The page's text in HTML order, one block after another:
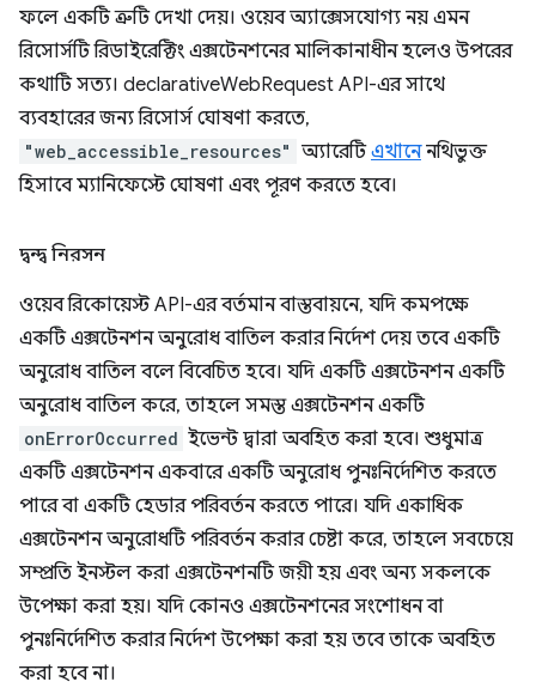
ফলে একটি ত্রুটি দেখা দেয়। ওয়েব অ্যাক্সেসযোগ্য নয় এমন
রিসোর্সটি রিডাইরেক্টিং এক্সটেনশনের মালিকানাধীন হলেও উপরের
কথাটি সত্য। declarativeWebRequest API-এর সাথে
ব্যবহারের জন্য রিসোর্স ঘোষণা করতে,
"web_accessible_resources" অ্যারেটিএখানেনথিভুক্ত
হিসাবে ম্যানিফেস্টে ঘোষণা এবং পূরণ করতে হবে।
দ্বন্দ্ব নিরসন
ওয়েব রিকোয়েস্ট API-এর বর্তমান বাস্তবায়নে, যদি কমপক্ষে
একটি এক্সটেনশন অনুরোধ বাতিল করার নির্দেশ দেয় তবে একটি
অনুরোধ বাতিল বলে বিবেচিত হবে। যদি একটি এক্সটেনশন একটি
অনুরোধ বাতিল করে, তাহলে সমস্ত এক্সটেনশন একটি
onErrorOccurred ইভেন্ট দ্বারা অবহিত করা হবে। শুধুমাত্র
একটি এক্সটেনশন একবারে একটি অনুরোধ পুনঃনির্দেশিত করতে
পারে বা একটি হেডার পরিবর্তন করতে পারে। যদি একাধিক
এক্সটেনশন অনুরোধটি পরিবর্তন করার চেষ্টা করে, তাহলে সবচেয়ে
সম্প্রতি ইনস্টল করা এক্সটেনশনটি জয়ী হয় এবং অন্য সকলকে
উপেক্ষা করা হয়। যদি কোনও এক্সটেনশনের সংশোধন বা
পুনঃনির্দেশিত করার নির্দেশ উপেক্ষা করা হয় তবে তাকে অবহিত
করা হবে না।